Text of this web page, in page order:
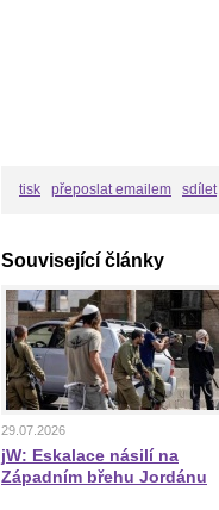
tisk přeposlat emailem sdílet
Související články
29.07.2026
jW: Eskalace násilí na
Západním břehu Jordánu